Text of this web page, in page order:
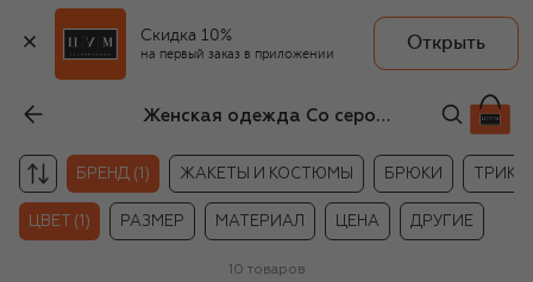
Скидка 10%
на первый заказ в приложении
Открыть
Женская одежда Co серого цвета
БРЕНД (1) ЖАКЕТЫ И КОСТЮМЫ БРЮКИ
ЦВЕТ (1) РАЗМЕР МАТЕРИАЛ ЦЕНА ДРУГИЕ
10 товаров